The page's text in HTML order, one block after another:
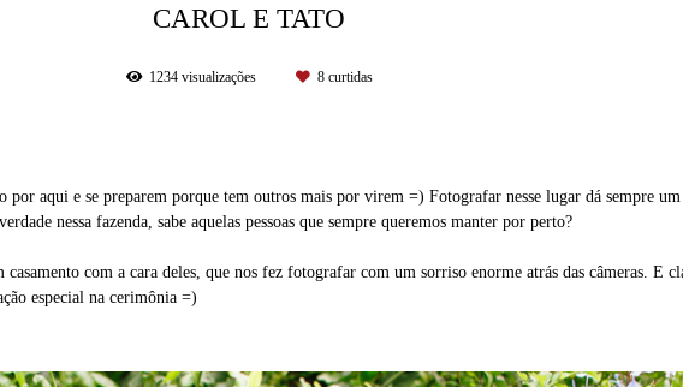
CAROL E TATO
1234visualizações 8curtidas
por aqui e se preparem porque tem outros mais por virem =) Fotografar nesse lugar dá sempre
nessa fazenda, sabe aquelas pessoas que sempre queremos manter por perto?
com a cara deles, que nos fez fotografar com um sorriso enorme atrás das câmeras. E
especial na cerimônia =)